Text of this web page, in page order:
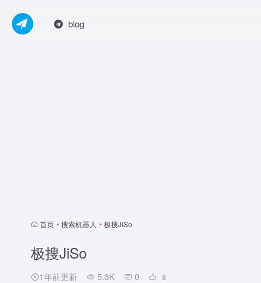
blog
首页 • 搜索机器人 • 极搜JiSo
极搜JiSo
1年前更新 5.3K 0 8